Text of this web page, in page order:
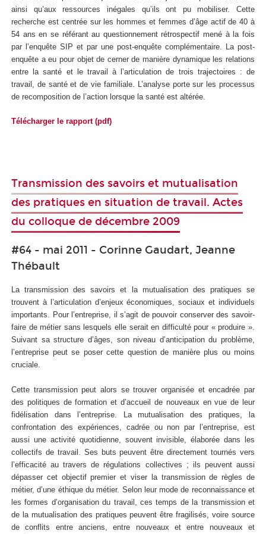
ainsi qu’aux ressources inégales qu’ils ont pu mobiliser. Cette
recherche est centrée sur les hommes et femmes d’âge actif de 40 à
54 ans en se référant au questionnement rétrospectif mené à la fois
par l’enquête SIP et par une post-enquête complémentaire. La post-
enquête a eu pour objet de cerner de manière dynamique les relations
entre la santé et le travail à l’articulation de trois trajectoires : de
travail, de santé et de vie familiale. L’analyse porte sur les processus
de recomposition de l’action lorsque la santé est altérée.
Télécharger le rapport (pdf)
Transmission des savoirs et mutualisation
des pratiques en situation de travail. Actes
du colloque de décembre 2009
#64 - mai 2011 - Corinne Gaudart, Jeanne
Thébault
La transmission des savoirs et la mutualisation des pratiques se
trouvent à l’articulation d’enjeux économiques, sociaux et individuels
importants. Pour l’entreprise, il s’agit de pouvoir conserver des savoir-
faire de métier sans lesquels elle serait en difficulté pour « produire ».
Suivant sa structure d’âges, son niveau d’anticipation du problème,
l’entreprise peut se poser cette question de manière plus ou moins
cruciale.
Cette transmission peut alors se trouver organisée et encadrée par
des politiques de formation et d’accueil de nouveaux en vue de leur
fidélisation dans l’entreprise. La mutualisation des pratiques, la
confrontation des expériences, cadrée ou non par l’entreprise, est
aussi une activité quotidienne, souvent invisible, élaborée dans les
collectifs de travail. Ses buts peuvent être directement tournés vers
l’efficacité au travers de régulations collectives ; ils peuvent aussi
dépasser cet objectif premier et viser la transmission de règles de
métier, d’une éthique du métier. Selon leur mode de reconnaissance et
les formes d’organisation du travail, ces temps de la transmission et
de la mutualisation des pratiques peuvent être fragilisés, voire source
de conflits entre anciens, entre nouveaux et entre nouveaux et